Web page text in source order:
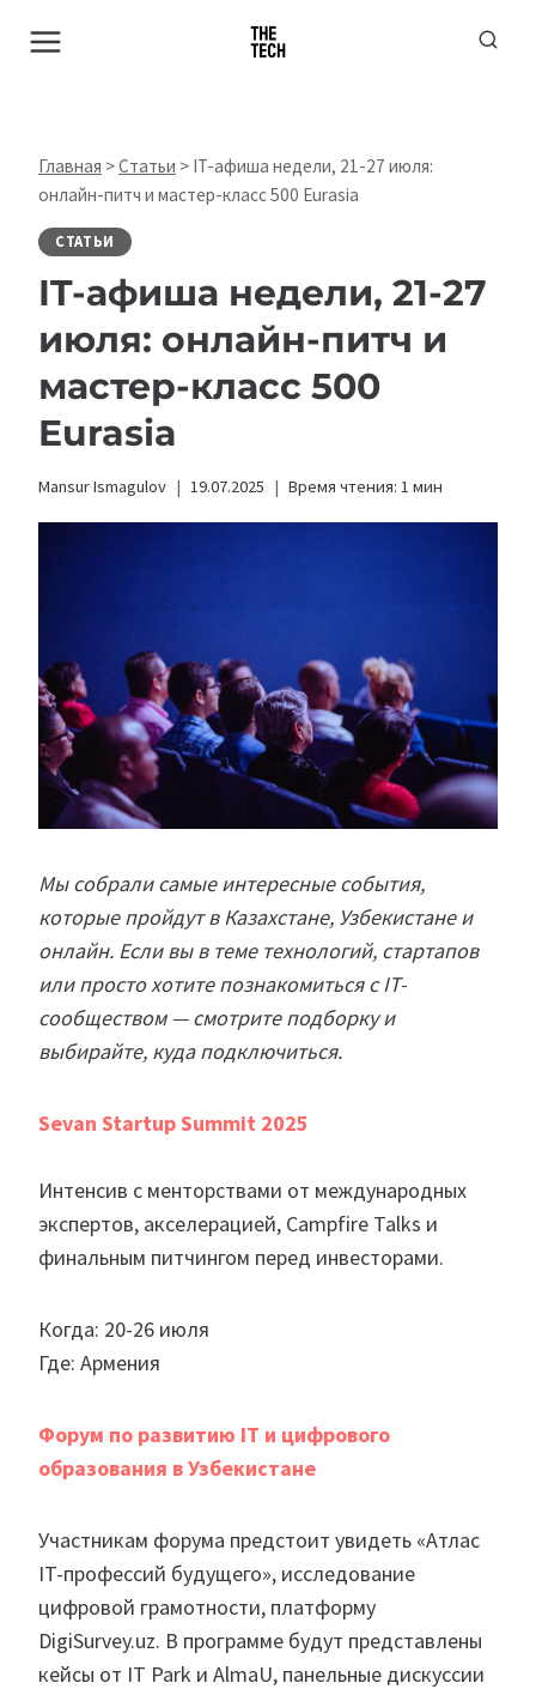
Главная >Статьи > IT-афиша недели, 21-27 июля:
онлайн-питч и мастер-класс 500 Eurasia
СТАТЬИ
IT-афиша недели, 21-27
июля: онлайн-питч и
мастер-класс 500
Eurasia
Mansur Ismagulov 19.07.2025 Время чтения: 1 мин
Мы собрали самые интересные события,
которые пройдут в Казахстане, Узбекистане и
онлайн. Если вы в теме технологий, стартапов
или просто хотите познакомиться с IT-
сообществом — смотрите подборку и
выбирайте, куда подключиться.
Sevan Startup Summit 2025
Интенсив с менторствами от международных
экспертов, акселерацией, Campfire Talks и
финальным питчингом перед инвесторами.
Когда: 20-26 июля
Где: Армения
Форум по развитию IT и цифрового
образования в Узбекистане
Участникам форума предстоит увидеть «Атлас
IT-профессий будущего», исследование
цифровой грамотности, платформу
DigiSurvey.uz. В программе будут представлены
кейсы от IT Park и AlmaU, панельные дискуссии